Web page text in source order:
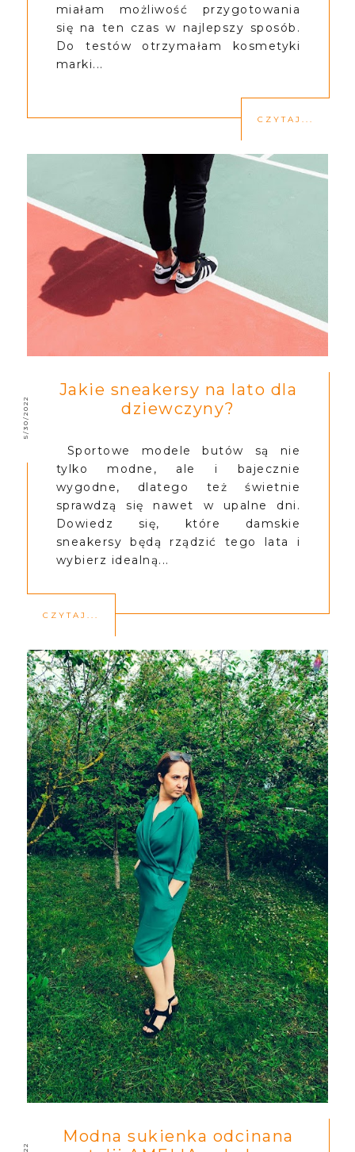
miałam możliwość przygotowania
się na ten czas w najlepszy sposób.
Do testów otrzymałam kosmetyki
marki...
CZYTAJ...
5/30/2022
Jakie sneakersy na lato dla
dziewczyny?
Sportowe modele butów są nie
tylko modne, ale i bajecznie
wygodne, dlatego też świetnie
sprawdzą się nawet w upalne dni.
Dowiedz się, które damskie
sneakersy będą rządzić tego lata i
wybierz idealną...
CZYTAJ...
Modna sukienka odcinana